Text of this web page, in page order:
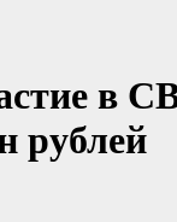
в
рублей